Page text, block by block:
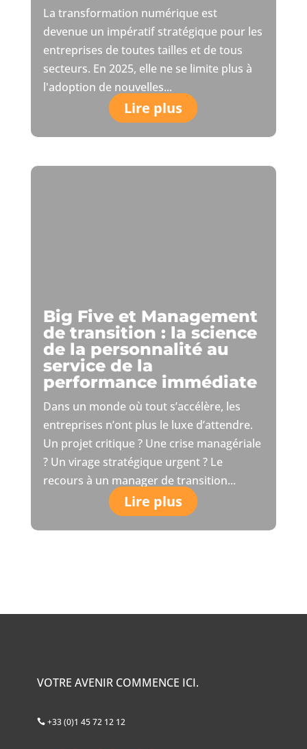
La transformation numérique est
devenue un impératif stratégique pour les
entreprises de toutes tailles et de tous
secteurs. En 2025, elle ne se limite plus à
l'adoption de nouvelles...
Lire plus
Big Five et Management
de transition : la science
de la personnalité au
service de la
performance immédiate
Dans un monde où tout s’accélère, les
entreprises n’ont plus le luxe d’attendre.
Un projet critique ? Une crise managériale
? Un virage stratégique urgent ? Le
recours à un manager de transition...
Lire plus
VOTRE AVENIR COMMENCE ICI.
+33 (0)1 45 72 12 12